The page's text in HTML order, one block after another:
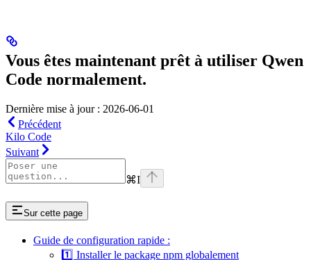
Vous êtes maintenant prêt à utiliser Qwen
Code normalement.
Dernière mise à jour : 2026-06-01
Précédent
Kilo Code
Suivant
⌘I
Sur cette page
Guide de configuration rapide :
1️⃣ Installer le package npm globalement